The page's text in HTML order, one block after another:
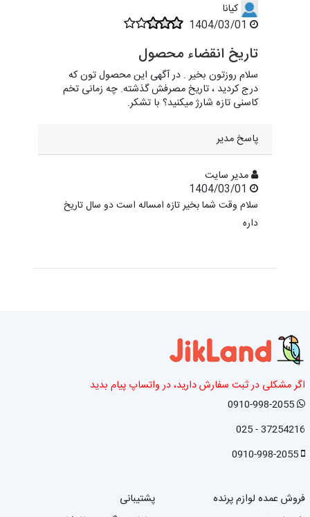
کیانا
تاریخ انقضاء محصول
سلام روزتون بخیر . در آگهی این محصول تون که
درج کردید ، تاریخ مصرفش گذشته. چه زمانی تخم
کاسنی تازه شارژ میکنید؟ با تشکر.
پاسخ مدیر
مدیر سایت
سلام وقت شما بخیر تازه امساله است دو سال تاریخ
داره
اگر مشکلی در ثبت سفارش دارید، در واتساپ پیام بدید
0910-998-2055
37254216 - 025
0910-998-2055
فروش عمده لوازم پرنده
پشتیبانی